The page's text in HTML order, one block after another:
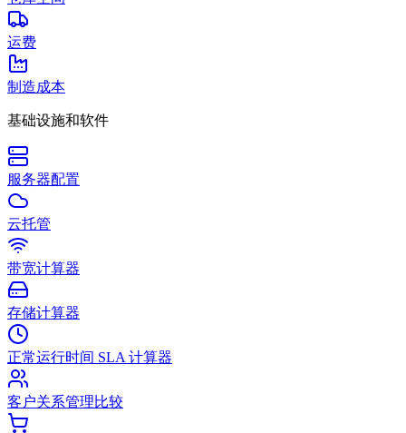
运费
制造成本
基础设施和软件
服务器配置
云托管
带宽计算器
存储计算器
正常运行时间 SLA 计算器
客户关系管理比较